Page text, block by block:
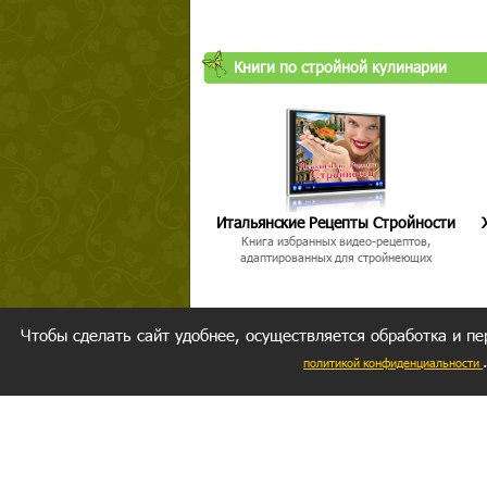
Книги по стройной кулинарии
Итальянские Рецепты Стройности
Книга избранных видео-рецептов,
адаптированных для стройнеющих
Чтобы сделать сайт удобнее, осуществляется обработка и
политикой конфиденциальности